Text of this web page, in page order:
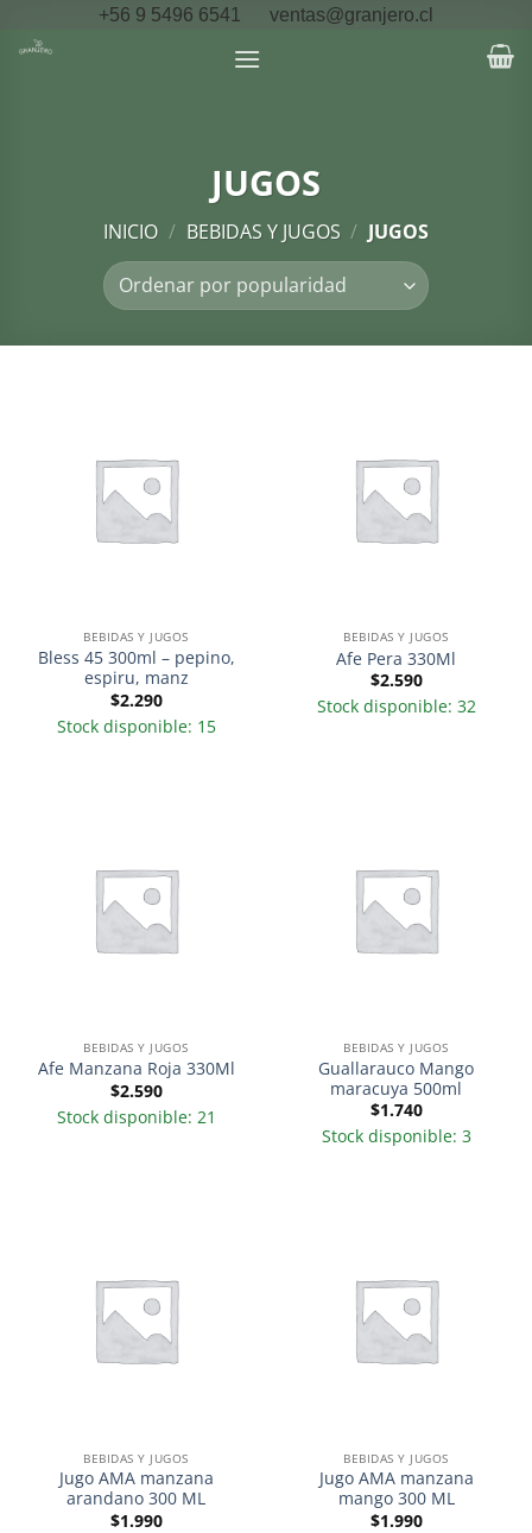
+56 9 5496 6541 ventas@granjero.cl
JUGOS
INICIO / BEBIDAS Y JUGOS / JUGOS
BEBIDAS Y JUGOS
Bless 45 300ml – pepino,
espiru, manz
$2.290
Stock disponible: 15
BEBIDAS Y JUGOS
Afe Pera 330Ml
$2.590
Stock disponible: 32
BEBIDAS Y JUGOS
Afe Manzana Roja 330Ml
$2.590
Stock disponible: 21
BEBIDAS Y JUGOS
Guallarauco Mango
maracuya 500ml
$1.740
Stock disponible: 3
BEBIDAS Y JUGOS
Jugo AMA manzana
arandano 300 ML
$1.990
BEBIDAS Y JUGOS
Jugo AMA manzana
mango 300 ML
$1.990